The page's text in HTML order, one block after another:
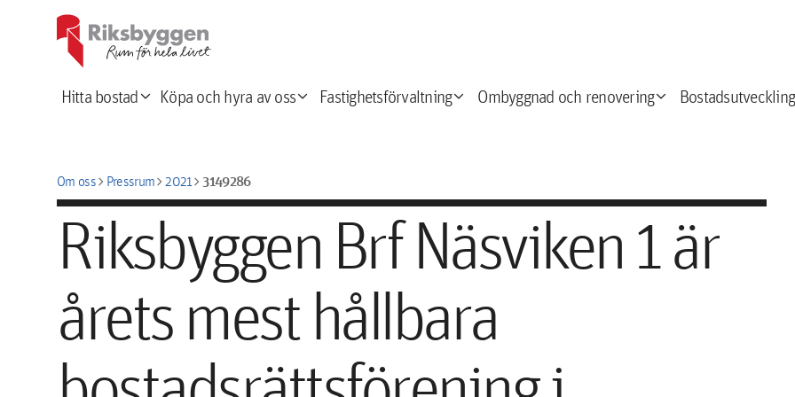
Hitta bostadexpand_more Köpa och hyra av ossexpand_more Fastighetsförvaltningexpand_more Ombyggnad och renoveringexpand_more Bostadsutveckling
Om osschevron_rightPressrumchevron_right2021chevron_right3149286
Riksbyggen Brf Näsviken 1 är
årets mest hållbara